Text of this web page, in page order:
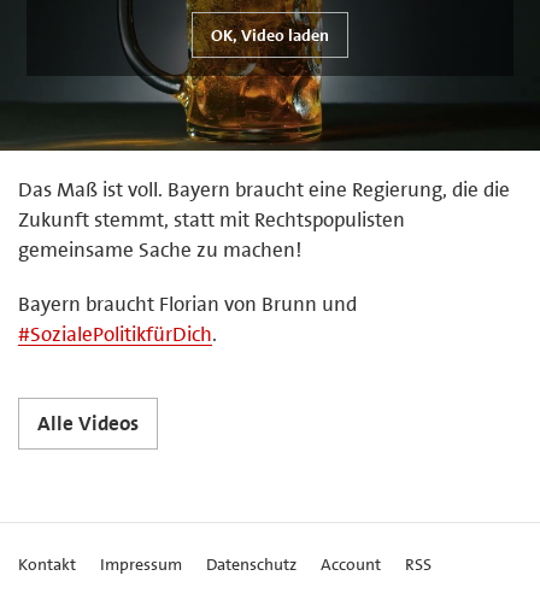
Das Maß ist voll. Bayern braucht eine Regierung, die die
Zukunft stemmt, statt mit Rechtspopulisten
gemeinsame Sache zu machen!
Bayern braucht Florian von Brunn und
#SozialePolitikfürDich.
Alle Videos
Kontakt Impressum Datenschutz Account RSS